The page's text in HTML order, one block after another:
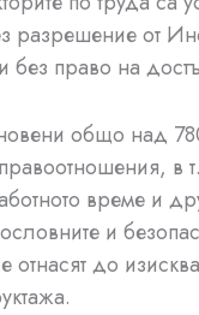
разрешение от
право на
общо над
време и
и
до